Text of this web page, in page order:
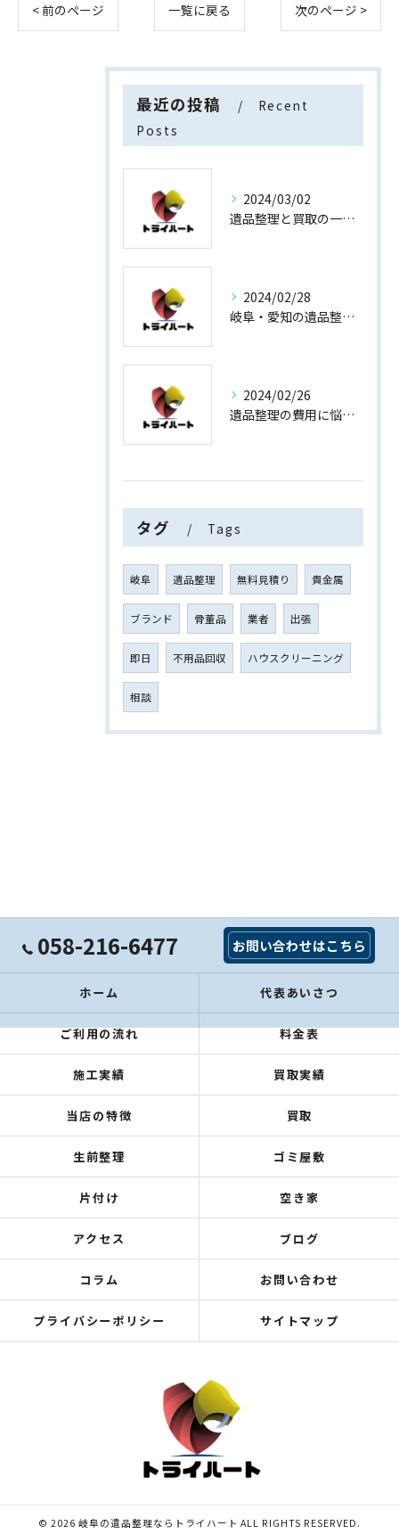
< 前のページ 一覧に戻る 次のページ >
最近の投稿
Recent
Posts
2024/03/02
遺品整理と買取の一石二鳥
2024/02/28
岐阜・愛知の遺品整理と買取専門店【査定士が高額買取】
2024/02/26
遺品整理の費用に悩まない！買取専門店運営の遺品整理
タグ Tags
岐阜 遺品整理 無料見積り 貴金属
ブランド 骨董品 業者 出張
即日 不用品回収 ハウスクリーニング
相談
058-216-6477 お問い合わせはこちら
ホーム 代表あいさつ
ご利用の流れ 料金表
施工実績 買取実績
当店の特徴 買取
生前整理 ゴミ屋敷
片付け 空き家
アクセス ブログ
コラム お問い合わせ
プライバシーポリシー サイトマップ
© 2026 岐阜の遺品整理ならトライハート ALL RIGHTS RESERVED.